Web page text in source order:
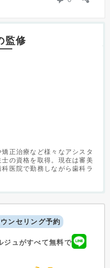
監修
正治療など様々なアシスタ
の資格を取得。現在は審美
医院で勤務しながら歯科ラ
ンセリング予約
ジュがすべて無料で